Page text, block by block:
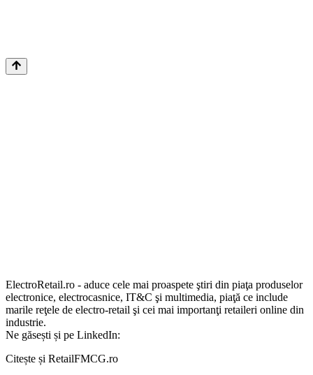
ElectroRetail.ro - aduce cele mai proaspete ştiri din piaţa produselor
electronice, electrocasnice, IT&C şi multimedia, piaţă ce include
marile reţele de electro-retail şi cei mai importanţi retaileri online din
industrie.
Ne găsești și pe LinkedIn:
Citește și RetailFMCG.ro